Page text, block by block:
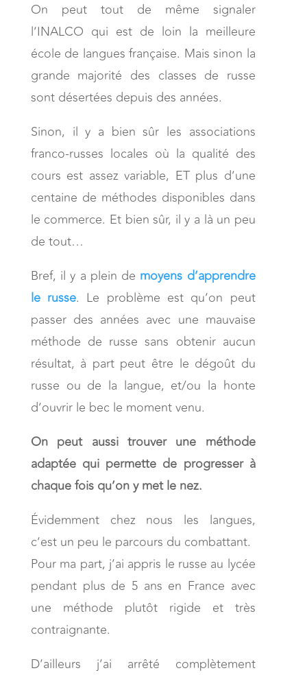
On peut tout de même signaler
l’INALCO qui est de loin la meilleure
école de langues française. Mais sinon la
grande majorité des classes de russe
sont désertées depuis des années.
Sinon, il y a bien sûr les associations
franco-russes locales où la qualité des
cours est assez variable, ET plus d’une
centaine de méthodes disponibles dans
le commerce. Et bien sûr, il y a là un peu
de tout…
Bref, il y a plein de moyens d’apprendre
le russe. Le problème est qu’on peut
passer des années avec une mauvaise
méthode de russe sans obtenir aucun
résultat, à part peut être le dégoût du
russe ou de la langue, et/ou la honte
d’ouvrir le bec le moment venu.
On peut aussi trouver une méthode
adaptée qui permette de progresser à
chaque fois qu’on y met le nez.
Évidemment chez nous les langues,
c’est un peu le parcours du combattant.
Pour ma part, j’ai appris le russe au lycée
pendant plus de 5 ans en France avec
une méthode plutôt rigide et très
contraignante.
D’ailleurs j’ai arrêté complètement